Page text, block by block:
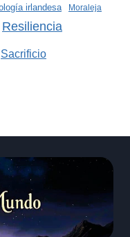
irlandesa Moraleja
Resiliencia
Sacrificio